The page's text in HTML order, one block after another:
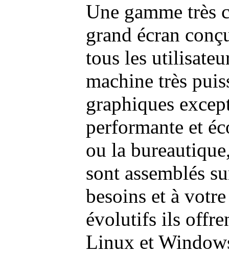
Une gamme très
grand écran
tous les
machine très
graphiques
performante et
ou la
sont assemblés
besoins et à
évolutifs ils
Linux et